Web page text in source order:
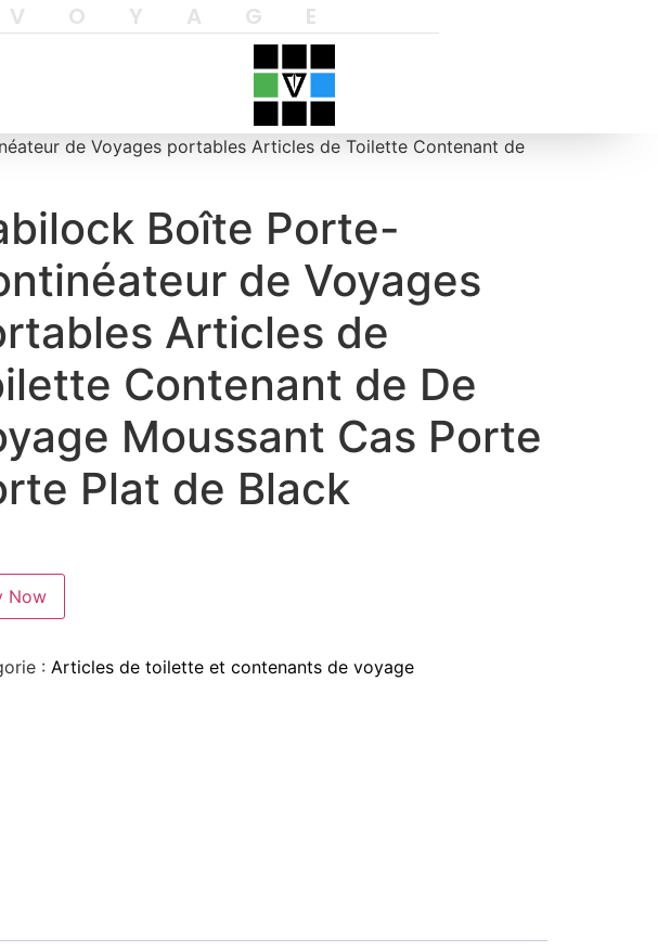
de Voyages portables Articles de Toilette Contenant de
Boîte Porte-
de Voyages
Articles de
Contenant de De
Moussant Cas Porte
Plat de Black
Now
: Articles de toilette et contenants de voyage